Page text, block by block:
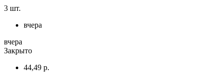
3 шт.
вчера
вчера
Закрыто
44,49 р.